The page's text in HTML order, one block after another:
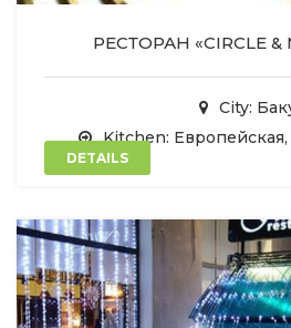
РЕСТОРАН «CIRCLE &
City:
Kitchen:
DETAILS